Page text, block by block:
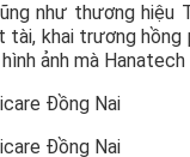
như thương
tài, khai trương
ảnh mà